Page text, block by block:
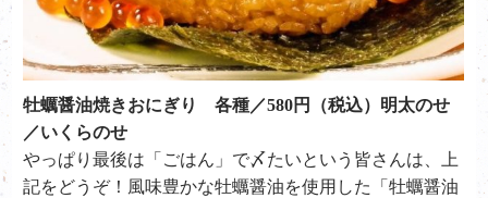
牡蠣醤油焼きおにぎり 各種／580円（税込）明太のせ
／いくらのせ
やっぱり最後は「ごはん」で〆たいという皆さんは、上
記をどうぞ！風味豊かな牡蠣醤油を使用した「牡蠣醤油